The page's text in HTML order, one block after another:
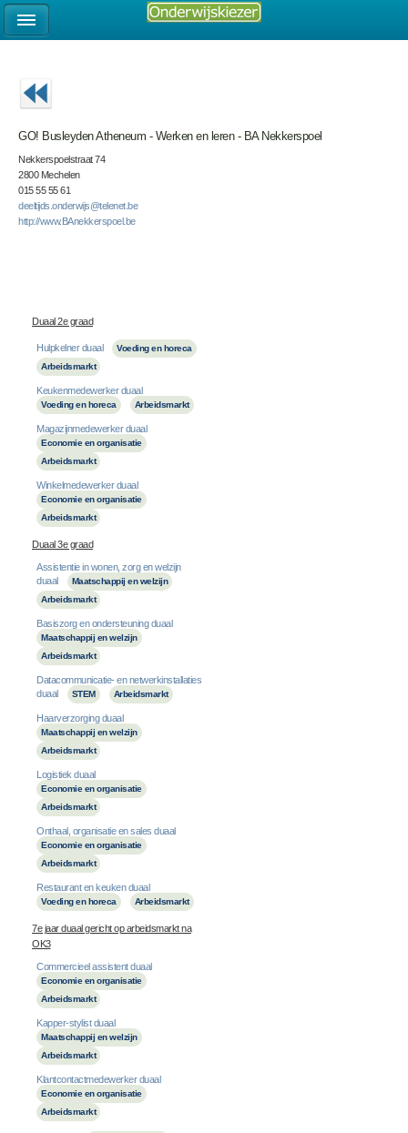
GO! Busleyden Atheneum - Werken en leren - BA Nekkerspoel
Nekkerspoelstraat 74
2800 Mechelen
015 55 55 61
deeltijds.onderwijs@telenet.be
http://www.BAnekkerspoel.be
Duaal 2e graad
Hulpkelner duaal
Voeding en horeca
Arbeidsmarkt
Keukenmedewerker duaal
Voeding en horeca Arbeidsmarkt
Magazijnmedewerker duaal
Economie en organisatie
Arbeidsmarkt
Winkelmedewerker duaal
Economie en organisatie
Arbeidsmarkt
Duaal 3e graad
Assistentie in wonen, zorg en welzijn
duaal
Maatschappij en welzijn
Arbeidsmarkt
Basiszorg en ondersteuning duaal
Maatschappij en welzijn
Arbeidsmarkt
Datacommunicatie- en netwerkinstallaties
duaal
STEM Arbeidsmarkt
Haarverzorging duaal
Maatschappij en welzijn
Arbeidsmarkt
Logistiek duaal
Economie en organisatie
Arbeidsmarkt
Onthaal, organisatie en sales duaal
Economie en organisatie
Arbeidsmarkt
Restaurant en keuken duaal
Voeding en horeca Arbeidsmarkt
7e jaar duaal gericht op arbeidsmarkt na
OK3
Commercieel assistent duaal
Economie en organisatie
Arbeidsmarkt
Kapper-stylist duaal
Maatschappij en welzijn
Arbeidsmarkt
Klantcontactmedewerker duaal
Economie en organisatie
Arbeidsmarkt